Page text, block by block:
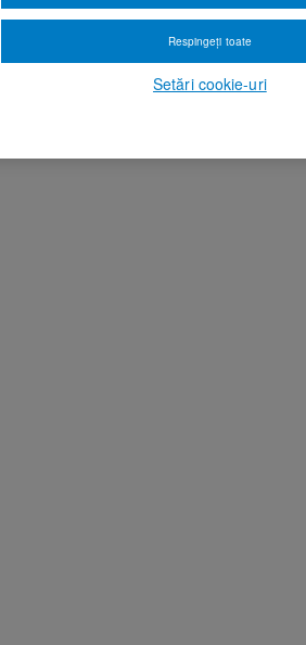
Setări cookie-uri
Respingeți toate